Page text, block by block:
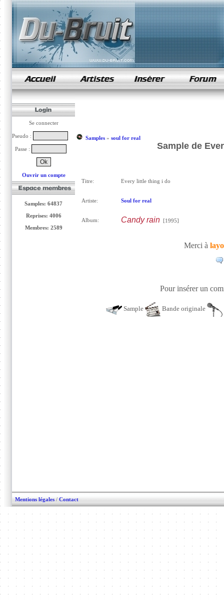
samples de rap
Se connecter
Pseudo :
Passe :
Ouvrir un compte
Samples: 64837
Reprises: 4006
Membres: 2589
Samples» soul for real
Sample de
Titre: Every little thing i do
Artiste: Soul for real
Album: Candy rain[1995]
Merci à
Pour insérer un
Sample Bande originale
Mentions légales / Contact